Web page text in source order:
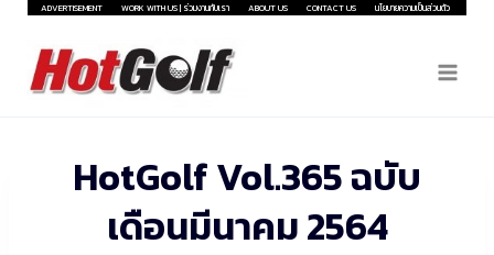
Skip
content
ADVERTISEMENT WORK WITH US | ร่วมงานกับเรา ABOUT US CONTACT US นโยบายความเป็นส่วนตัว
HotGolf Vol.365 ฉบับ
เดือนมีนาคม 2564